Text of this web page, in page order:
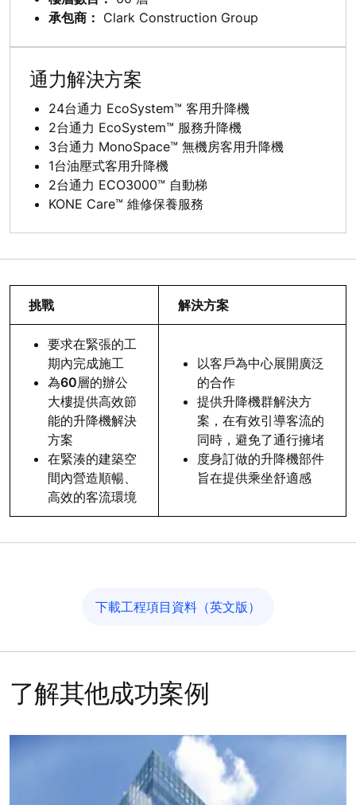
承包商： Clark Construction Group
通力解決方案
24台通力 EcoSystem™ 客用升降機
2台通力 EcoSystem™ 服務升降機
3台通力 MonoSpace™ 無機房客用升降機
1台油壓式客用升降機
2台通力 ECO3000™ 自動梯
KONE Care™ 維修保養服務
挑戰 解決方案
要求在緊張的工
期內完成施工
為60層的辦公
大樓提供高效節
能的升降機解決
方案
在緊湊的建築空
間內營造順暢、
高效的客流環境
以客戶為中心展開廣泛
的合作
提供升降機群解決方
案，在有效引導客流的
同時，避免了通行擁堵
度身訂做的升降機部件
旨在提供乘坐舒適感
下載工程項目資料（英文版）
了解其他成功案例